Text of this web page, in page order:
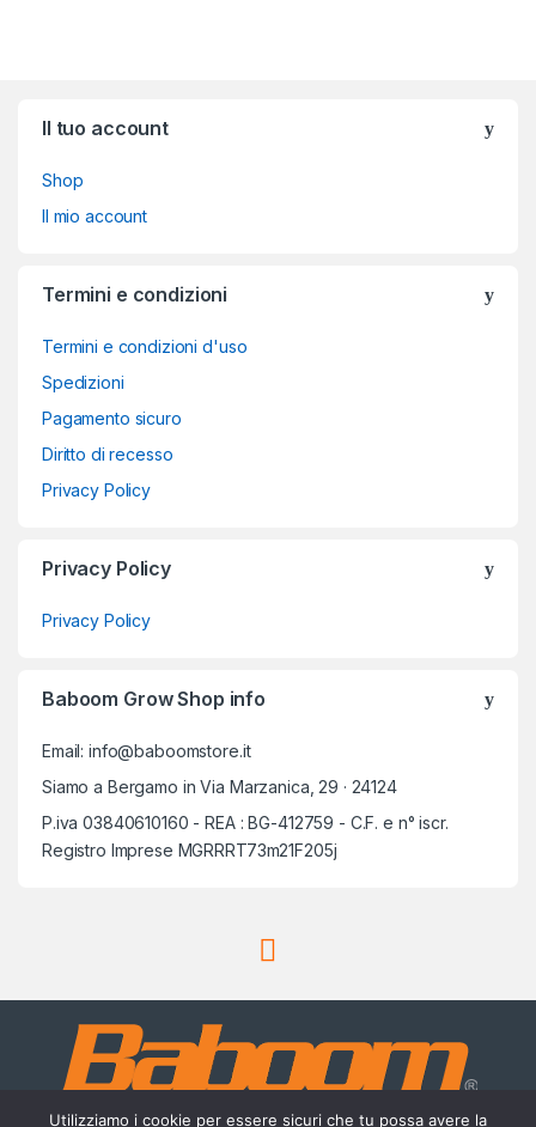
Il tuo account
Shop
Il mio account
Termini e condizioni
Termini e condizioni d'uso
Spedizioni
Pagamento sicuro
Diritto di recesso
Privacy Policy
Privacy Policy
Privacy Policy
Baboom Grow Shop info
Email: info@baboomstore.it
Siamo a Bergamo in Via Marzanica, 29 · 24124
P.iva 03840610160 - REA : BG-412759 - C.F. e n° iscr.
Registro Imprese MGRRRT73m21F205j
Utilizziamo i cookie per essere sicuri che tu possa avere la